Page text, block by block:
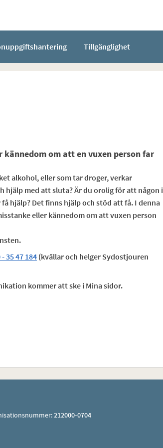
Tillgänglighet
om att en vuxen person far
alkohol, eller som tar droger, verkar
hjälp med att sluta? Är du orolig för att någon i
hjälp? Det finns hjälp och stöd att få. I denna
eller kännedom om att vuxen person
- 35 47 184(kvällar och helger Sydostjouren
kommer att ske i Mina sidor.
212000-0704